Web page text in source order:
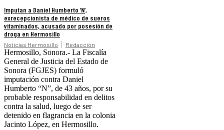
Imputan a Daniel Humberto ‘N’,
exrecepcionista de médico de sueros
vitaminados, acusado por posesión de
droga en Hermosillo
Noticias Hermosillo Redacción
Hermosillo, Sonora.- La Fiscalía
General de Justicia del Estado de
Sonora (FGJES) formuló
imputación contra Daniel
Humberto “N”, de 43 años, por su
probable responsabilidad en delitos
contra la salud, luego de ser
detenido en flagrancia en la colonia
Jacinto López, en Hermosillo.